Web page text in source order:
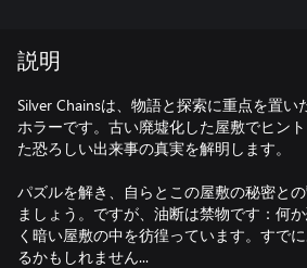
説明
Silver Chainsは、物語と探索に重点を置い
ホラーです。古い廃墟化した屋敷でヒン
た恐ろしい出来事の真実を解明します。
パズルを解き、自らとこの屋敷の秘密と
ましょう。ですが、油断は禁物です：何
く暗い屋敷の中を彷徨っています。すで
るかもしれません...